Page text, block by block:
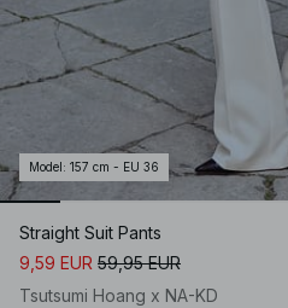
Model : 157 cm - EU 36
Straight Suit Pants
9,59 EUR 59,95 EUR
Tsutsumi Hoang x NA-KD